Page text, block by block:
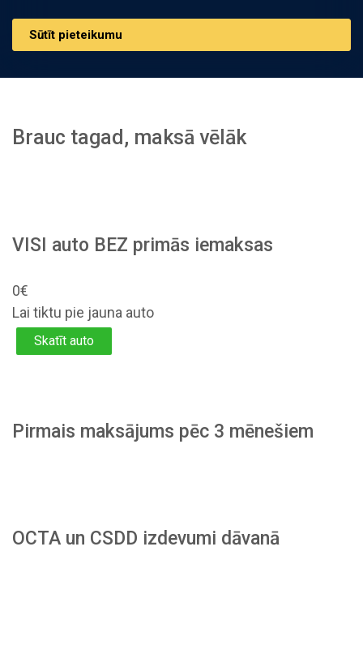
Sūtīt pieteikumu
Brauc tagad, maksā vēlāk
VISI auto BEZ primās iemaksas
0€
Lai tiktu pie jauna auto
Skatīt auto
Pirmais maksājums pēc 3 mēnešiem
OCTA un CSDD izdevumi dāvanā